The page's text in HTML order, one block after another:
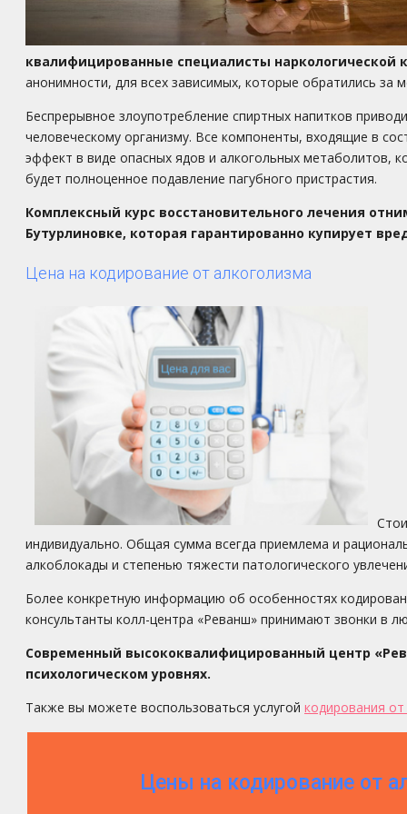
квалифицированные специалисты наркологической
анонимности, для всех зависимых, которые обратились
Беспрерывное злоупотребление спиртных напитков
человеческому организму. Все компоненты, входящие в
эффект в виде опасных ядов и алкогольных метаболитов,
будет полноценное подавление пагубного пристрастия.
Комплексный курс восстановительного лечения
Бутурлиновке, которая гарантированно купирует
Цена на кодирование от алкоголизма
индивидуально. Общая сумма всегда приемлема и
алкоблокады и степенью тяжести патологического
Более конкретную информацию об особенностях
консультанты колл-центра «Реванш» принимают звонки в
Современный высококвалифицированный центр
психологическом уровнях.
Также вы можете воспользоваться услугой кодирования
Цены на кодирование от